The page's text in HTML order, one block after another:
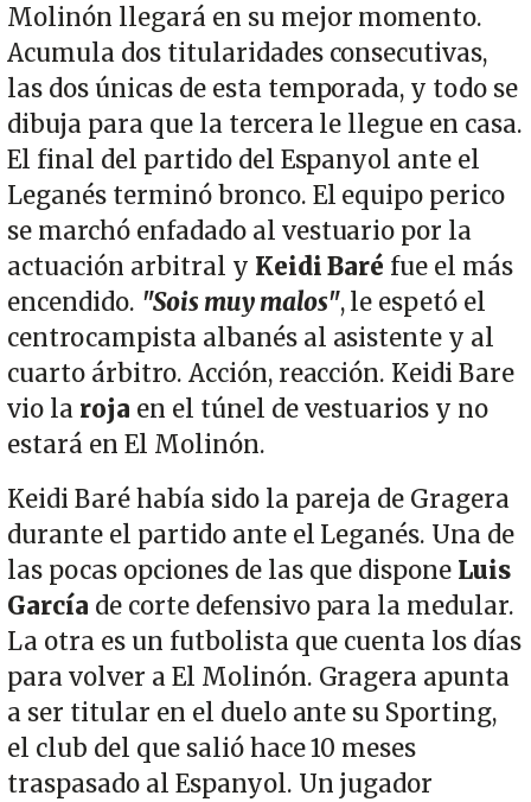
Molinón llegará en su mejor momento.
Acumula dos titularidades consecutivas,
las dos únicas de esta temporada, y todo se
dibuja para que la tercera le llegue en casa.
El final del partido del Espanyol ante el
Leganés terminó bronco. El equipo perico
se marchó enfadado al vestuario por la
actuación arbitral y Keidi Baré fue el más
encendido. "Sois muy malos", le espetó el
centrocampista albanés al asistente y al
cuarto árbitro. Acción, reacción. Keidi Bare
vio la roja en el túnel de vestuarios y no
estará en El Molinón.
Keidi Baré había sido la pareja de Gragera
durante el partido ante el Leganés. Una de
las pocas opciones de las que dispone Luis
García de corte defensivo para la medular.
La otra es un futbolista que cuenta los días
para volver a El Molinón. Gragera apunta
a ser titular en el duelo ante su Sporting,
el club del que salió hace 10 meses
traspasado al Espanyol. Un jugador